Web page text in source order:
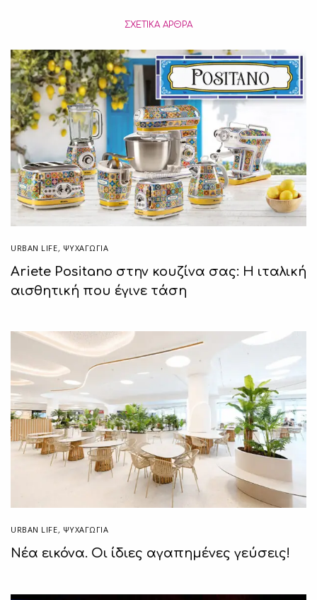
ΣΧΕΤΙΚΆ ΆΡΘΡΑ
URBAN LIFE, ΨΥΧΑΓΩΓΙΑ
Ariete Positano στην κουζίνα σας: Η ιταλική
αισθητική που έγινε τάση
URBAN LIFE, ΨΥΧΑΓΩΓΙΑ
Νέα εικόνα. Οι ίδιες αγαπημένες γεύσεις!